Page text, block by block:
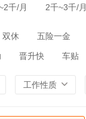
千/月 2千~3千/月
双休 五险一金
晋升快 车贴
工作性质